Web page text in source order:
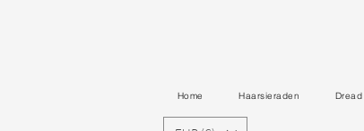
Home Haarsieraden